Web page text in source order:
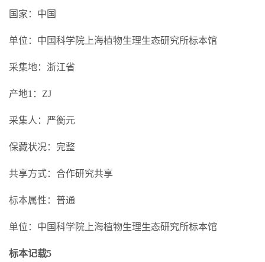
国家：中国
单位：中国科学院上海植物生理生态研究所标本馆
采集地：浙江省
产地1：ZJ
采集人：严衡元
保藏状况：完整
共享方式：合作研究共享
标本属性：普通
单位：中国科学院上海植物生理生态研究所标本馆
标本记载5